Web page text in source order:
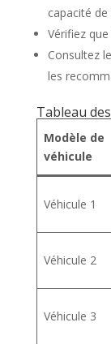
capacité de
Vérifiez
Consultez
les
Tableau
Modèle de
véhicule
Véhicule 1
Véhicule 2
Véhicule 3